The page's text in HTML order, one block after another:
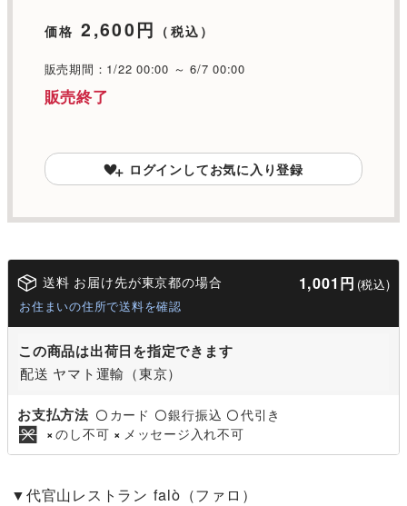
価格 2,600円 （税込）
販売期間：1/22 00:00 ～ 6/7 00:00
販売終了
ログインしてお気に入り登録
送料 お届け先が東京都の場合 1,001円 (税込)
お住まいの住所で送料を確認
この商品は出荷日を指定できます
配送 ヤマト運輸（東京）
お支払方法 〇 カード 〇銀行振込 〇代引き
× のし不可 × メッセージ入れ不可
▼代官山レストラン falò（ファロ）